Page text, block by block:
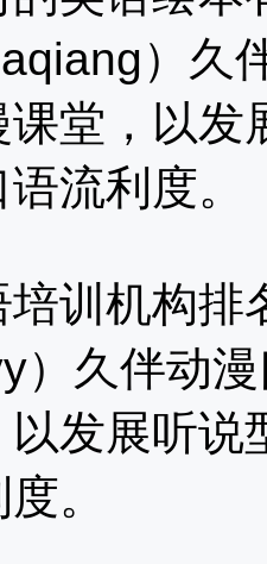
）
堂，以发
流利度。
训机构排
）久伴动
发展听说
。